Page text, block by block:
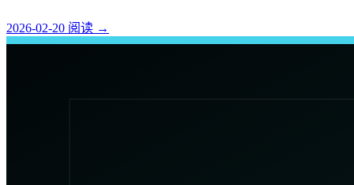
2026-02-20 阅读 →